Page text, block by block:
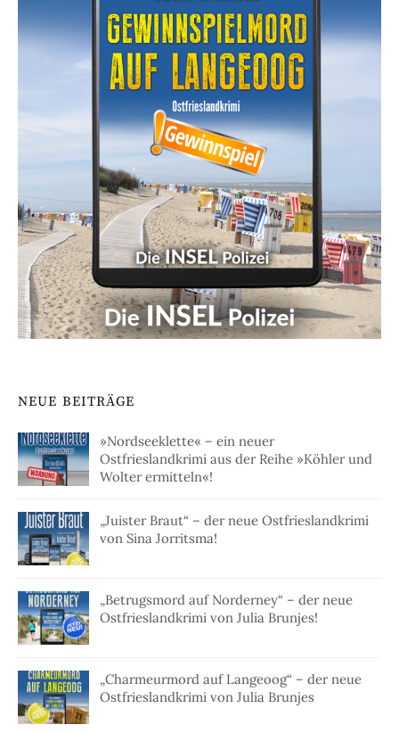
NEUE BEITRÄGE
»Nordseeklette« – ein neuer
Ostfrieslandkrimi aus der Reihe »Köhler und
Wolter ermitteln«!
„Juister Braut“ – der neue Ostfrieslandkrimi
von Sina Jorritsma!
„Betrugsmord auf Norderney“ – der neue
Ostfrieslandkrimi von Julia Brunjes!
„Charmeurmord auf Langeoog“ – der neue
Ostfrieslandkrimi von Julia Brunjes